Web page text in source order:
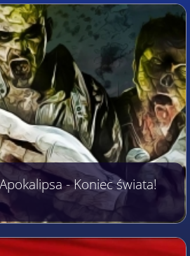
- Koniec świata!